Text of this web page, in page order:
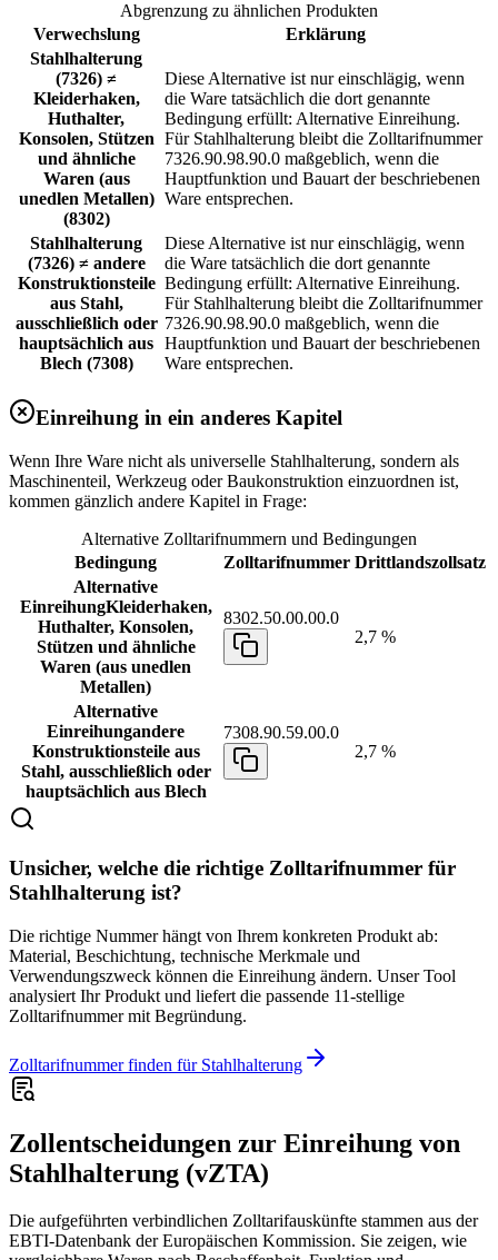
Abgrenzung zu ähnlichen Produkten
Verwechslung
Erklärung
Stahlhalterung
(7326) ≠
Kleiderhaken,
Huthalter,
Konsolen, Stützen
und ähnliche
Waren (aus
unedlen Metallen)
(8302)
Diese Alternative ist nur einschlägig, wenn
die Ware tatsächlich die dort genannte
Bedingung erfüllt: Alternative Einreihung.
Für Stahlhalterung bleibt die Zolltarifnummer
7326.90.98.90.0 maßgeblich, wenn die
Hauptfunktion und Bauart der beschriebenen
Ware entsprechen.
Stahlhalterung
(7326) ≠ andere
Konstruktionsteile
aus Stahl,
ausschließlich oder
hauptsächlich aus
Blech (7308)
Diese Alternative ist nur einschlägig, wenn
die Ware tatsächlich die dort genannte
Bedingung erfüllt: Alternative Einreihung.
Für Stahlhalterung bleibt die Zolltarifnummer
7326.90.98.90.0 maßgeblich, wenn die
Hauptfunktion und Bauart der beschriebenen
Ware entsprechen.
Einreihung in ein anderes Kapitel
Wenn Ihre Ware nicht als universelle Stahlhalterung, sondern als
Maschinenteil, Werkzeug oder Baukonstruktion einzuordnen ist,
kommen gänzlich andere Kapitel in Frage:
Alternative Zolltarifnummern und Bedingungen
Bedingung
Zolltarifnummer Drittlandszollsatz
Alternative
EinreihungKleiderhaken,
Huthalter, Konsolen,
Stützen und ähnliche
Waren (aus unedlen
Metallen)
8302.50.00.00.0
2,7 %
Alternative
Einreihungandere
Konstruktionsteile aus
Stahl, ausschließlich oder
hauptsächlich aus Blech
7308.90.59.00.0
2,7 %
Unsicher, welche die richtige Zolltarifnummer für
Stahlhalterung ist?
Die richtige Nummer hängt von Ihrem konkreten Produkt ab:
Material, Beschichtung, technische Merkmale und
Verwendungszweck können die Einreihung ändern. Unser Tool
analysiert Ihr Produkt und liefert die passende 11-stellige
Zolltarifnummer mit Begründung.
Zolltarifnummer finden für Stahlhalterung
Zollentscheidungen zur Einreihung von
Stahlhalterung (vZTA)
Die aufgeführten verbindlichen Zolltarifauskünfte stammen aus der
EBTI-Datenbank der Europäischen Kommission. Sie zeigen, wie